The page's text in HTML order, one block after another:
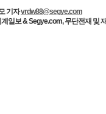
기자vrdw88@segye.com
일보 & Segye.com, 무단전재 및